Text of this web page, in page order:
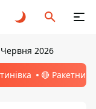
2026
🔴 Ракетний